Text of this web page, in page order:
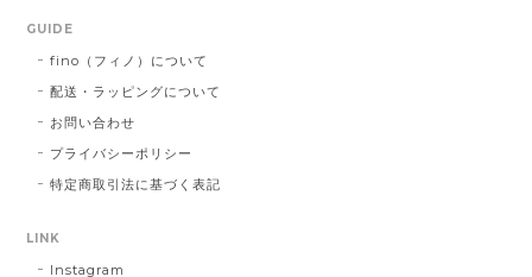
GUIDE
fino（フィノ）について
配送・ラッピングについて
お問い合わせ
プライバシーポリシー
特定商取引法に基づく表記
LINK
Instagram